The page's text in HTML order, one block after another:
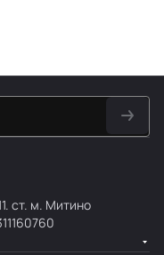
ст. м. Митино